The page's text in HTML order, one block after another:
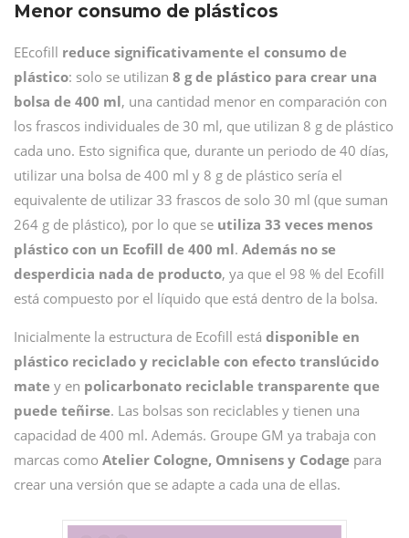
Menor consumo de plásticos
EEcofill reduce significativamente el consumo de
plástico: solo se utilizan 8 g de plástico para crear una
bolsa de 400 ml, una cantidad menor en comparación con
los frascos individuales de 30 ml, que utilizan 8 g de plástico
cada uno. Esto significa que, durante un periodo de 40 días,
utilizar una bolsa de 400 ml y 8 g de plástico sería el
equivalente de utilizar 33 frascos de solo 30 ml (que suman
264 g de plástico), por lo que se utiliza 33 veces menos
plástico con un Ecofill de 400 ml. Además no se
desperdicia nada de producto, ya que el 98 % del Ecofill
está compuesto por el líquido que está dentro de la bolsa.
Inicialmente la estructura de Ecofill está disponible en
plástico reciclado y reciclable con efecto translúcido
mate y en policarbonato reciclable transparente que
puede teñirse. Las bolsas son reciclables y tienen una
capacidad de 400 ml. Además. Groupe GM ya trabaja con
marcas como Atelier Cologne, Omnisens y Codage para
crear una versión que se adapte a cada una de ellas.